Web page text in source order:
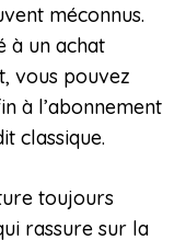
méconnus.
à un achat
vous pouvez
à l’abonnement
classique.
toujours
rassure sur la